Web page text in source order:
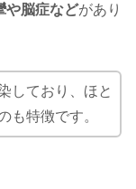
や脳症などがあり
しており、ほと
も特徴です。